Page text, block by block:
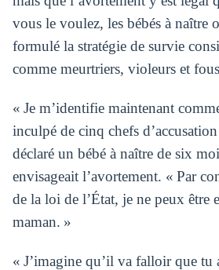
vous le voulez, les bébés à naître
formulé la stratégie de survie
comme meurtriers, violeurs et
« Je m’identifie maintenant
inculpé de cinq chefs
déclaré un bébé à naître de six
envisageait l’avortement. « Par
de la loi de l’État, je ne peux être
maman. »
« J’imagine qu’il va falloir que tu